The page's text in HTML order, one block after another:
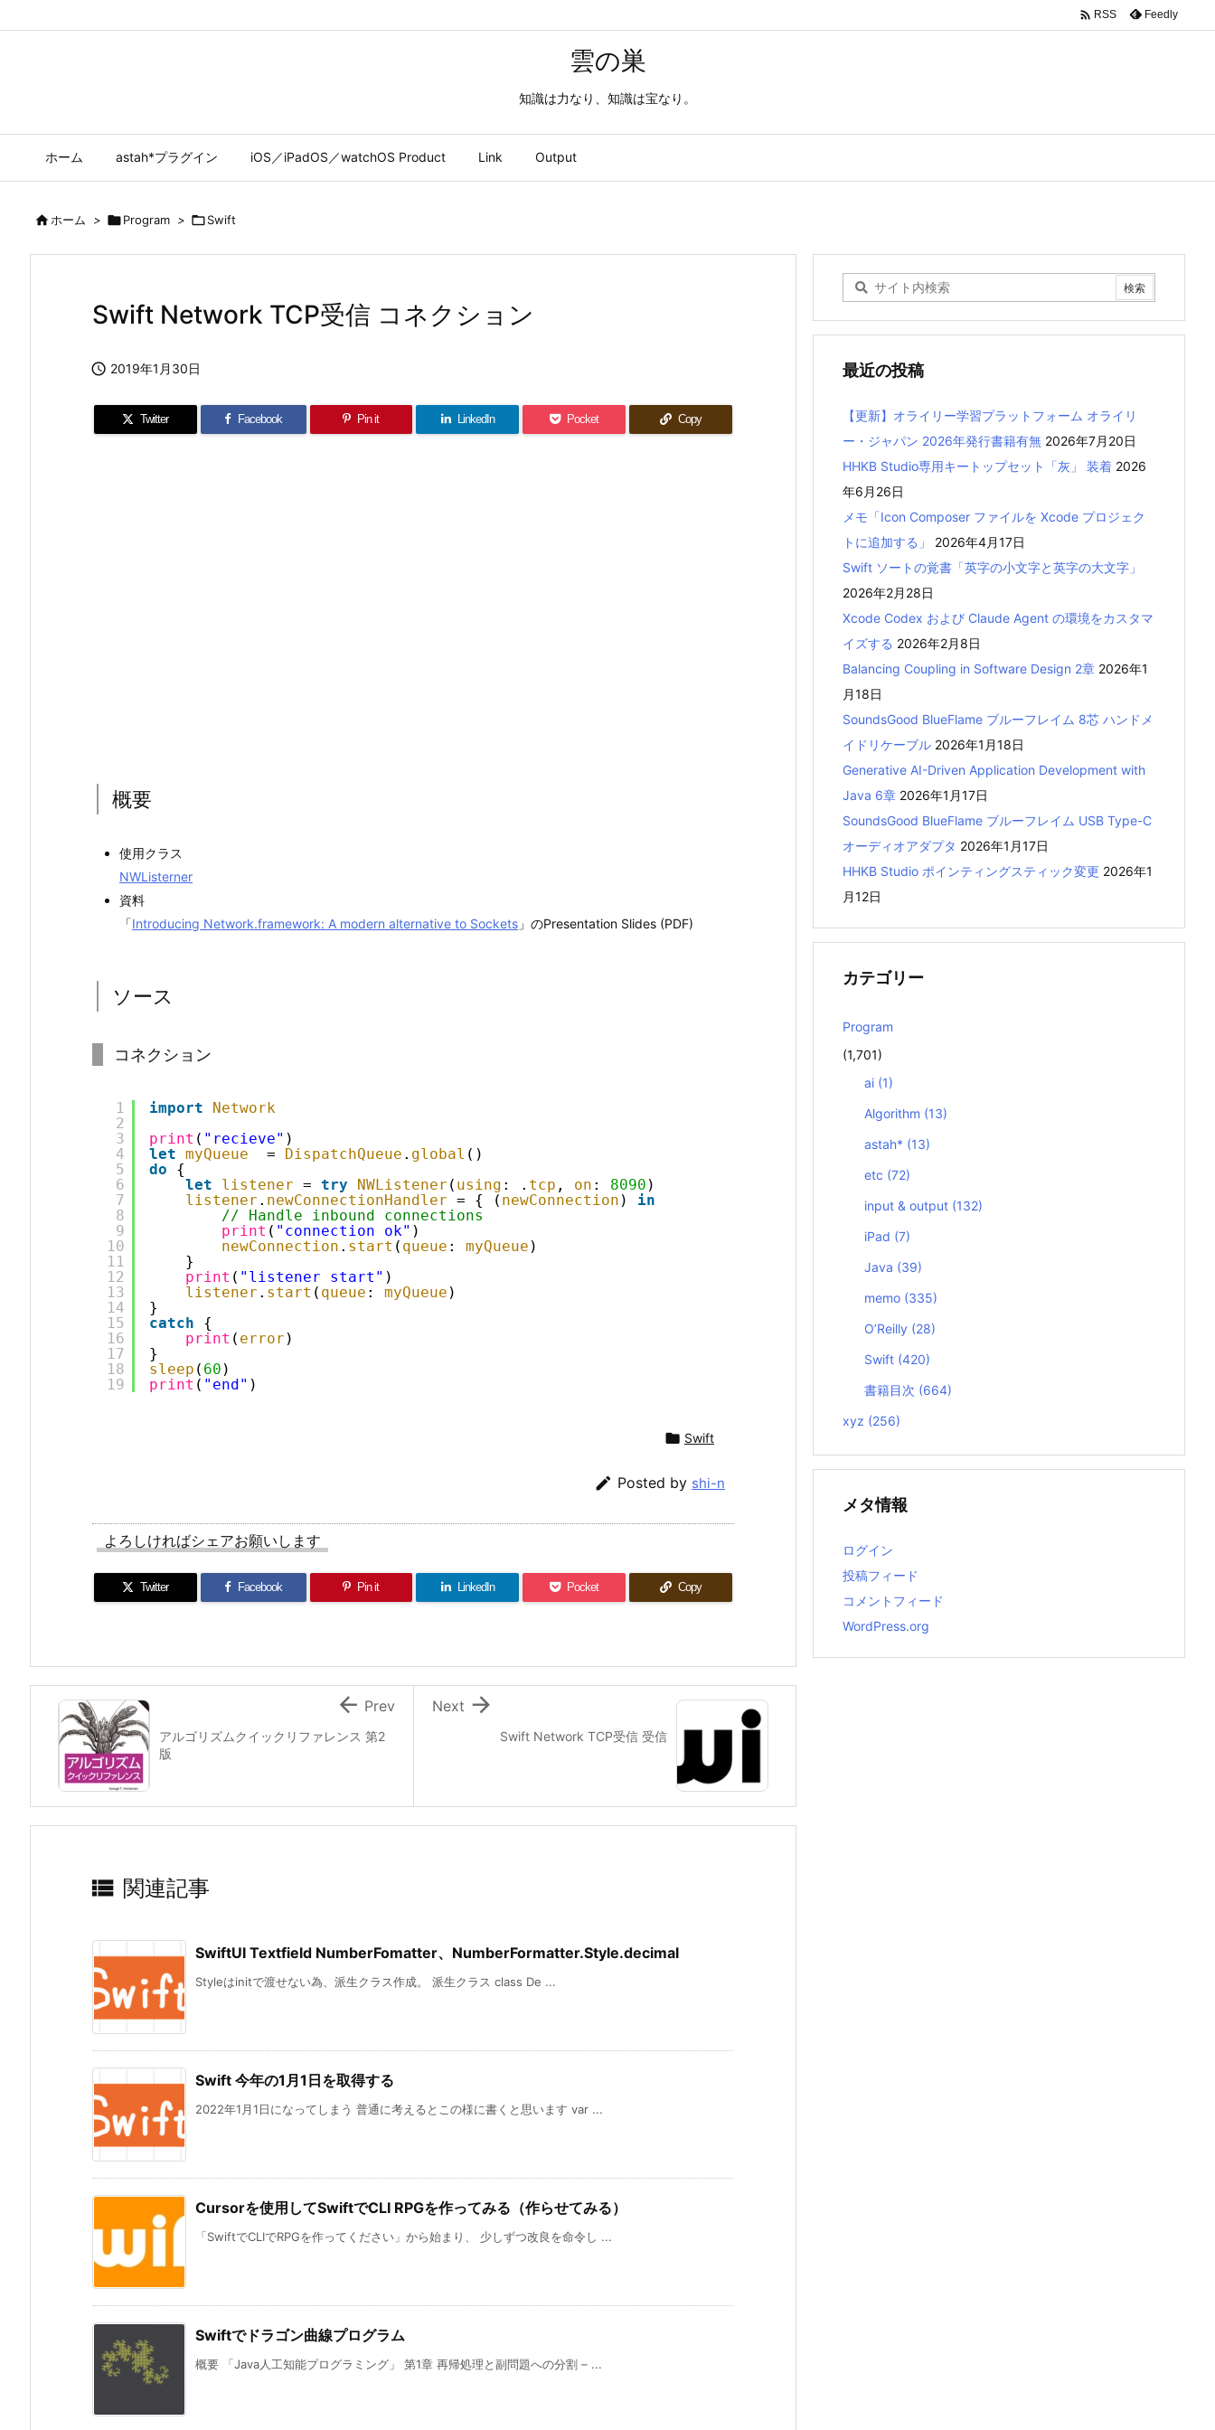
雲の巣
知識は力なり、知識は宝なり。
ホーム astah*プラグイン iOS／iPadOS／watchOS Product Link Output
 RSS Feedly
ホーム > Program > Swift
Swift Network TCP受信 コネクション
 2019年1月30日
Twitter Facebook Pin it LinkedIn Pocket Copy
概要
使用クラス
NWListerner
資料
「Introducing Network.framework: A modern alternative to Sockets 」のPresentation Slides (PDF)
ソース
コネクション
1
2
3
4
5
6
7
8
9
10
11
12
13
14
15
16
17
18
19
import
Network
print ( "recieve" )
let myQueue = DispatchQueue . global ()
do
{
let
listener = try NWListener ( using : . tcp , on : 8090 )
listener . newConnectionHandler = { ( newConnection ) in
// Handle inbound connections
print ( "connection ok" )
newConnection . start ( queue : myQueue )
}
print ( "listener start" )
listener . start ( queue : myQueue )
}
catch
{
print ( error )
}
sleep ( 60 )
print ( "end" )
 Swift
 Posted by shi-n
よろしければシェアお願いします
Twitter Facebook Pin it LinkedIn Pocket Copy
Swift Network TCP受信 受信

Next
アルゴリズムクイックリファレンス 第2
版
 Prev
 関連記事
SwiftUI Textfield NumberFomatter、NumberFormatter.Style.decimal
Styleはinitで渡せない為、派生クラス作成。 派生クラス class De ...
Swift 今年の1月1日を取得する
2022年1月1日になってしまう 普通に考えるとこの様に書くと思います var ...
Cursorを使用してSwiftでCLI RPGを作ってみる（作らせてみる）
「SwiftでCLIでRPGを作ってください」から始まり、 少しずつ改良を命令し ...
Swiftでドラゴン曲線プログラム
概要 「Java人工知能プログラミング」 第1章 再帰処理と副問題への分割 – ...
最近の投稿
【更新】オライリー学習プラットフォーム オライリ
ー・ジャパン 2026年発行書籍有無 2026年7月20日
HHKB Studio専用キートップセット「灰」 装着 2026
年6月26日
メモ「Icon Composer ファイルを Xcode プロジェク
トに追加する」
2026年4月17日
Swift ソートの覚書「英字の小文字と英字の大文字」
2026年2月28日
Xcode Codex および Claude Agent の環境をカスタマ
イズする 2026年2月8日
Balancing Coupling in Software Design 2章 2026年1
月18日
SoundsGood BlueFlame ブルーフレイム 8芯 ハンドメ
イドリケーブル 2026年1月18日
Generative AI-Driven Application Development with
Java 6章 2026年1月17日
SoundsGood BlueFlame ブルーフレイム USB Type-C
オーディオアダプタ 2026年1月17日
HHKB Studio ポインティングスティック変更 2026年1
月12日
カテゴリー
Program
(1,701)
ai (1)
Algorithm (13)
astah* (13)
etc (72)
input & output (132)
iPad (7)
Java (39)
memo (335)
O’Reilly (28)
Swift (420)
書籍目次 (664)
xyz (256)
メタ情報
ログイン
投稿フィード
コメントフィード
WordPress.org